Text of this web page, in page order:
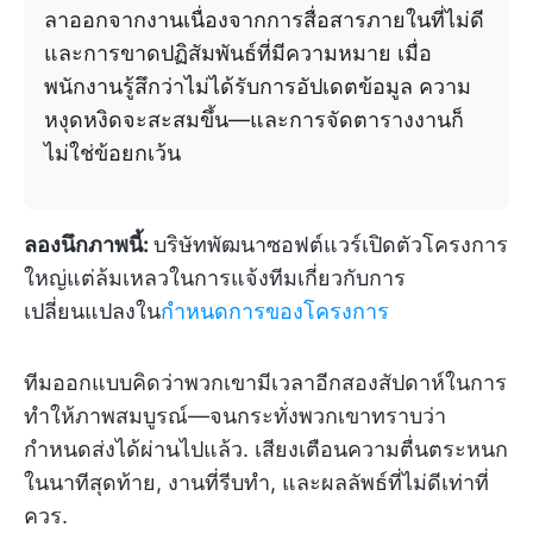
ลาออกจากงานเนื่องจากการสื่อสารภายในที่ไม่ดี
และการขาดปฏิสัมพันธ์ที่มีความหมาย เมื่อ
พนักงานรู้สึกว่าไม่ได้รับการอัปเดตข้อมูล ความ
หงุดหงิดจะสะสมขึ้น—และการจัดตารางงานก็
ไม่ใช่ข้อยกเว้น
ลองนึกภาพนี้: บริษัทพัฒนาซอฟต์แวร์เปิดตัวโครงการ
ใหญ่แต่ล้มเหลวในการแจ้งทีมเกี่ยวกับการ
เปลี่ยนแปลงในกำหนดการของโครงการ
ทีมออกแบบคิดว่าพวกเขามีเวลาอีกสองสัปดาห์ในการ
ทำให้ภาพสมบูรณ์—จนกระทั่งพวกเขาทราบว่า
กำหนดส่งได้ผ่านไปแล้ว. เสียงเตือนความตื่นตระหนก
ในนาทีสุดท้าย, งานที่รีบทำ, และผลลัพธ์ที่ไม่ดีเท่าที่
ควร.